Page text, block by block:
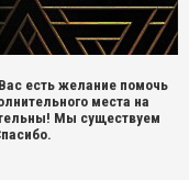
есть желание помочь
места на
Мы существуем